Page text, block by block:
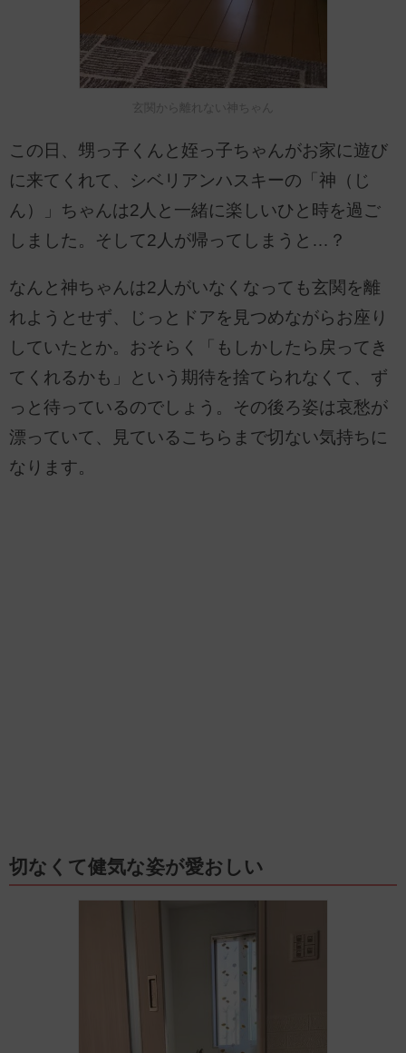
玄関から離れない神ちゃん
この日、甥っ子くんと姪っ子ちゃんがお家に遊び
に来てくれて、シベリアンハスキーの「神（じ
ん）」ちゃんは2人と一緒に楽しいひと時を過ご
しました。そして2人が帰ってしまうと…？
なんと神ちゃんは2人がいなくなっても玄関を離
れようとせず、じっとドアを見つめながらお座り
していたとか。おそらく「もしかしたら戻ってき
てくれるかも」という期待を捨てられなくて、ず
っと待っているのでしょう。その後ろ姿は哀愁が
漂っていて、見ているこちらまで切ない気持ちに
なります。
切なくて健気な姿が愛おしい